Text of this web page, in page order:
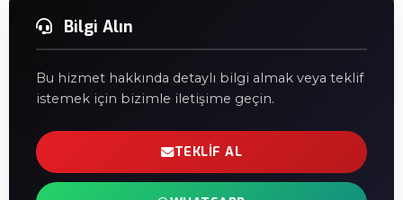
Bilgi Alın
Bu hizmet hakkında detaylı bilgi almak veya teklif
istemek için bizimle iletişime geçin.
TEKLIF AL